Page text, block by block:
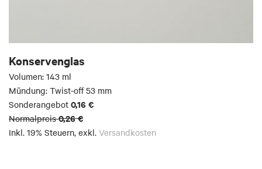
Konservenglas
Volumen: 143 ml
Mündung: Twist-off 53 mm
Sonderangebot 0,16 €
Normalpreis 0,26 €
Inkl. 19% Steuern, exkl. Versandkosten